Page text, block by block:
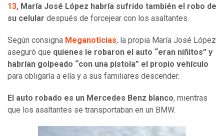
13, María José López habría sufrido también el robo de
su celular después de forcejear con los asaltantes.
Según consigna Meganoticias, la propia María José López
aseguró que quienes le robaron el auto “eran niñitos” y
habrían golpeado “con una pistola” el propio vehículo
para obligarla a ella y a sus familiares descender.
El auto robado es un Mercedes Benz blanco, mientras
que los asaltantes se transportaban en un BMW.